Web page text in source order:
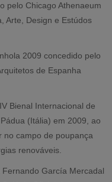
pelo Chicago Athenaeum
Arte, Design e Estúdos
2009 concedido pelo
de Espanha
Bienal Internacional de
(Itália) em 2009, ao
no campo de poupança
renováveis.
García Mercadal